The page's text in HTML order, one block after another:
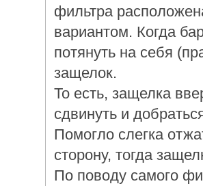
фильтра
вариантом. Когда
потянуть на себя
защелок.
То есть, защелка
сдвинуть и
Помогло слегка
сторону, тогда
По поводу самого